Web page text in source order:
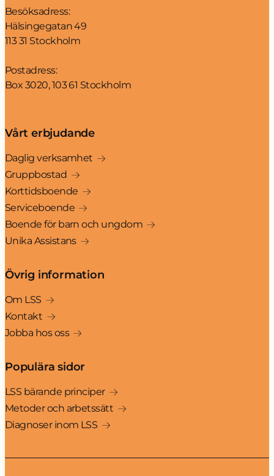
Besöksadress:
Hälsingegatan 49
113 31 Stockholm
Postadress:
Box 3020, 103 61 Stockholm
Vårt erbjudande
Daglig verksamhet
Gruppbostad
Korttidsboende
Serviceboende
Boende för barn och ungdom
Unika Assistans
Övrig information
Om LSS
Kontakt
Jobba hos oss
Populära sidor
LSS bärande principer
Metoder och arbetssätt
Diagnoser inom LSS